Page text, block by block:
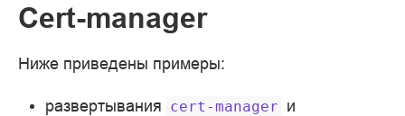
Cert-manager
Ниже приведены примеры:
развертывания cert-manager и